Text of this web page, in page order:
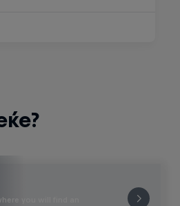
you will find an